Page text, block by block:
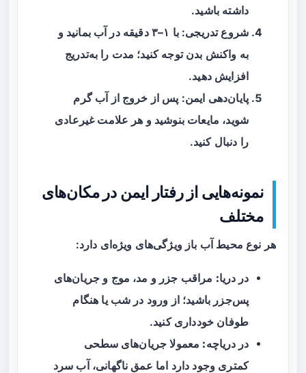
داشته باشید.
شروع تدریجی: با ۱–۳ دقیقه در آب بمانید و
به واکنش بدن توجه کنید؛ مدت را به‌تدریج
افزایش دهید.
پایان‌دهی ایمن: پس از خروج از آب گرم
شوید، مایعات بنوشید و هر علامت غیرعادی
را دنبال کنید.
نمونه‌هایی از رفتار ایمن در مکان‌های
مختلف
هر نوع محیط آب باز ویژگی‌های ویژه‌ای دارد:
در دریا: مراقب جزر و مد، موج و جریان‌های
پس‌جزر باشید؛ از ورود در شب یا هنگام
طوفان خودداری کنید.
در دریاچه: معمولا جریان‌های سطحی
کمتری وجود دارد اما عمق ناگهانی، آب سرد